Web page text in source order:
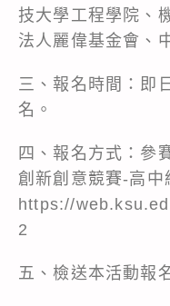
技大學工程學院、
法人麗偉基金會、
三、報名時間：即
名。
四、報名方式：參
創新創意競賽-高中
https://
2
五、檢送本活動報